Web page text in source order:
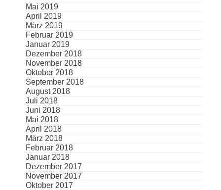
Mai 2019
April 2019
März 2019
Februar 2019
Januar 2019
Dezember 2018
November 2018
Oktober 2018
September 2018
August 2018
Juli 2018
Juni 2018
Mai 2018
April 2018
März 2018
Februar 2018
Januar 2018
Dezember 2017
November 2017
Oktober 2017